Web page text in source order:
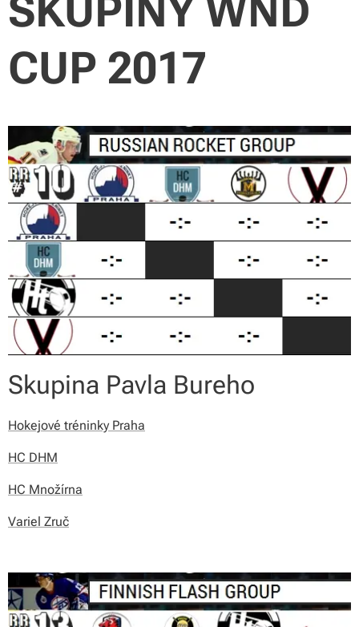
SKUPINY WND
CUP 2017
Skupina Pavla Bureho
Hokejové tréninky Praha
HC DHM
HC Množírna
Variel Zruč